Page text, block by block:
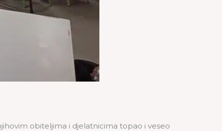
obiteljima i djelatnicima topao i veseo